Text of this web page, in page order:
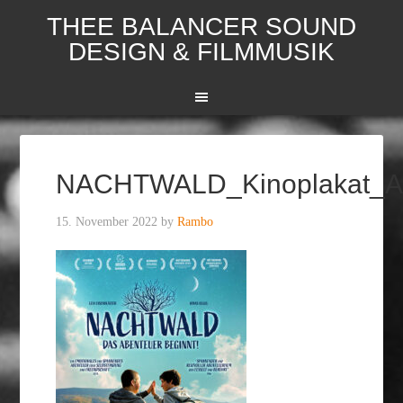
THEE BALANCER SOUND
DESIGN & FILMMUSIK
15. November 2022 byRambo